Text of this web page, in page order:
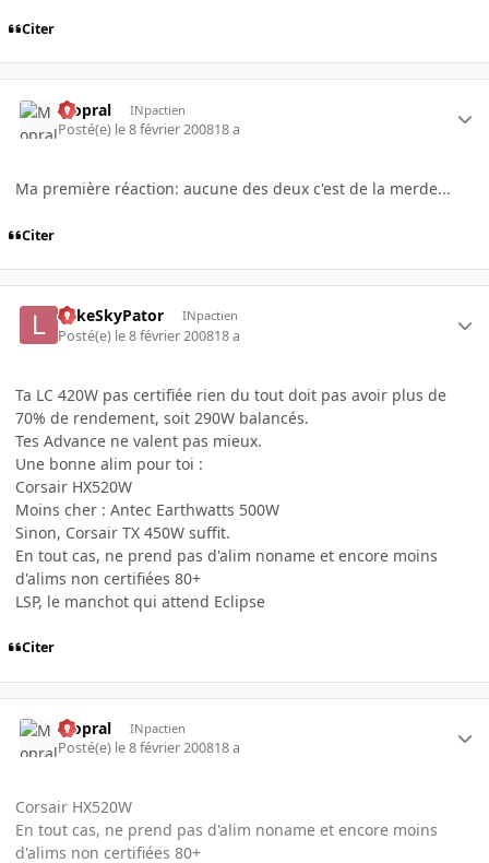
Citer
Mopral INpactien
Posté(e) le 8 février 200818 a
Ma première réaction: aucune des deux c'est de la merde...
Citer
LukeSkyPator INpactien
Posté(e) le 8 février 200818 a
Ta LC 420W pas certifiée rien du tout doit pas avoir plus de
70% de rendement, soit 290W balancés.
Tes Advance ne valent pas mieux.
Une bonne alim pour toi :
Corsair HX520W
Moins cher : Antec Earthwatts 500W
Sinon, Corsair TX 450W suffit.
En tout cas, ne prend pas d'alim noname et encore moins
d'alims non certifiées 80+
LSP, le manchot qui attend Eclipse
Citer
Mopral INpactien
Posté(e) le 8 février 200818 a
Corsair HX520W
En tout cas, ne prend pas d'alim noname et encore moins
d'alims non certifiées 80+